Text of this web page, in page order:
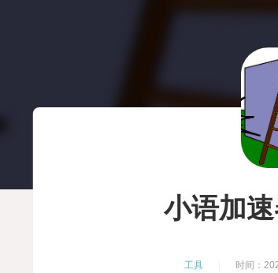
小语加
工具 时间：